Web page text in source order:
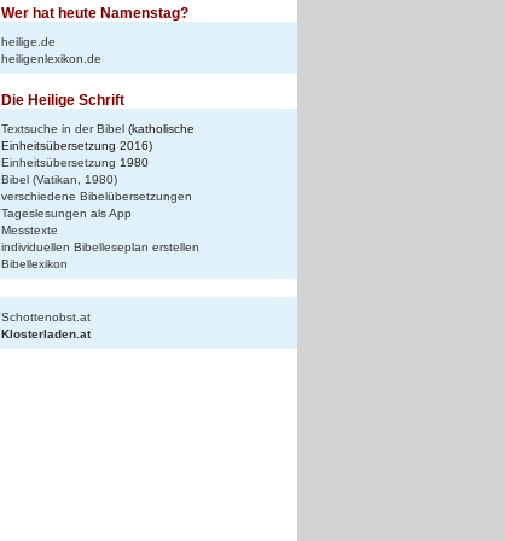
Wer hat heute Namenstag?
heilige.de
heiligenlexikon.de
Die Heilige Schrift
Textsuche in der Bibel (katholische
Einheitsübersetzung 2016)
Einheitsübersetzung 1980
Bibel (Vatikan, 1980)
verschiedene Bibelübersetzungen
Tageslesungen als App
Messtexte
individuellen Bibelleseplan erstellen
Bibellexikon
Schottenobst.at
Klosterladen.at